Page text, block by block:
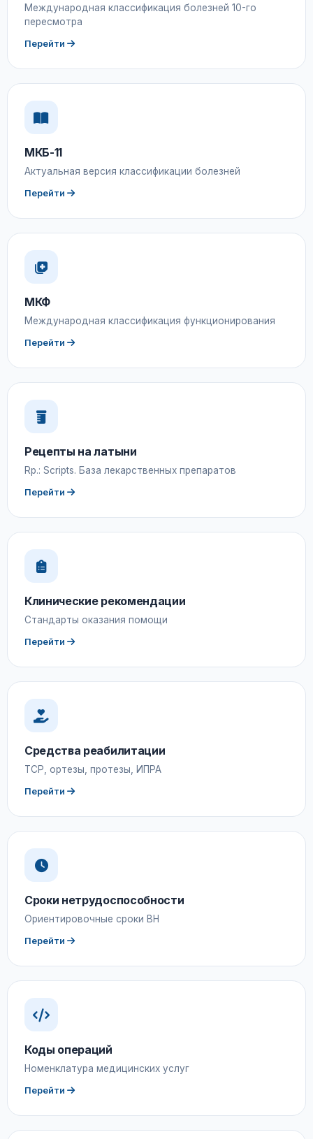
Международная классификация болезней 10-го
пересмотра
Перейти
МКБ-11
Актуальная версия классификации болезней
Перейти
МКФ
Международная классификация функционирования
Перейти
Рецепты на латыни
Rp.: Scripts. База лекарственных препаратов
Перейти
Клинические рекомендации
Стандарты оказания помощи
Перейти
Средства реабилитации
ТСР, ортезы, протезы, ИПРА
Перейти
Сроки нетрудоспособности
Ориентировочные сроки ВН
Перейти
Коды операций
Номенклатура медицинских услуг
Перейти